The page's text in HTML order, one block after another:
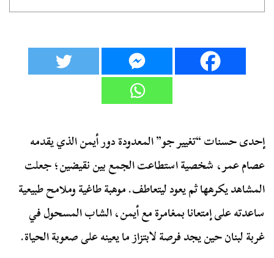
إحدى حسنات “تغيير جو” المعدودة دور أيمن الذي يقدمه
عصام عمر، شخصية استطاعت الجمع بين نقيضين؛ جعلت
المشاهد يكرهها ثم يعود ليتعاطف. موهبة طاغية وملامح طبيعية
ساعدته على إمتعانا بمغامرة مع أيمن، الشاب المسحول في
غربة لبنان حين يجد فرصة لابتزاز ما يعينه على صعوبة الحياة.